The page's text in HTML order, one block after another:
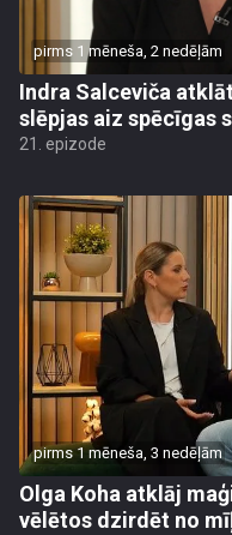
pirms 1 mēneša, 2 nedēļām
Indra Salceviča
slēpjas aiz spēcīgas
21. epizode
pirms 1 mēneša, 3 nedēļām
Olga Koha atklāj
vēlētos dzirdēt no